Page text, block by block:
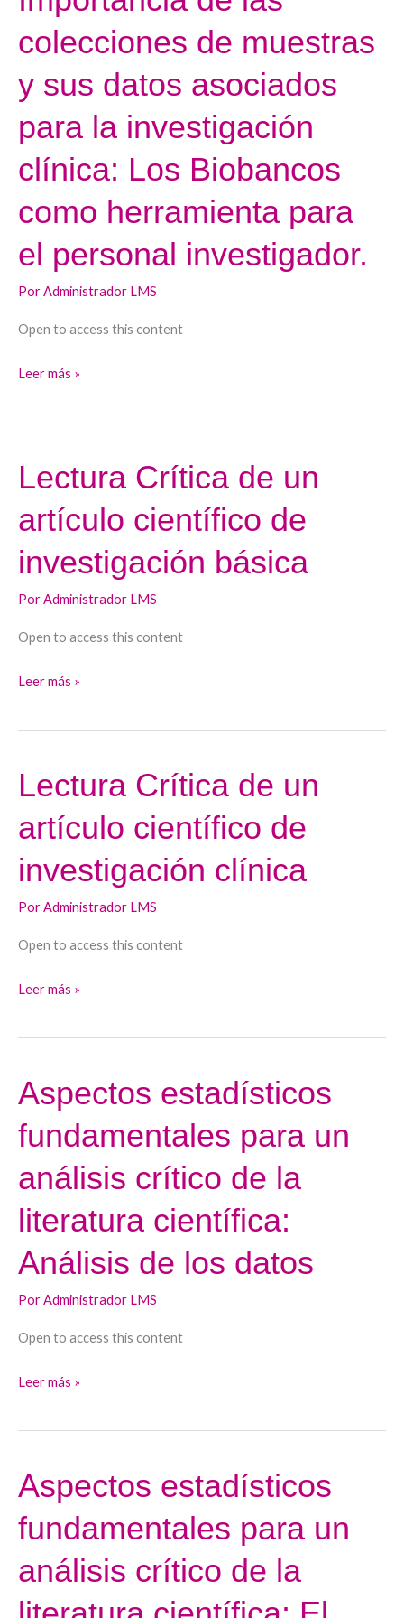
colecciones de muestras
y sus datos asociados
para la investigación
clínica: Los Biobancos
como herramienta para
el personal investigador.
PorAdministrador LMS
Open to access this content
de
las
de
y
sus
datos
asociados
la
Los
como
para
personal
Leer más »
Lectura Crítica de un
artículo científico de
investigación básica
PorAdministrador LMS
Open to access this content
Lectura
Crítica
de
artículo
investigación
Leer más »
Lectura Crítica de un
artículo científico de
investigación clínica
PorAdministrador LMS
Open to access this content
Lectura
Crítica
de
artículo
investigación
Leer más »
Aspectos estadísticos
fundamentales para un
análisis crítico de la
literatura científica:
Análisis de los datos
PorAdministrador LMS
Open to access this content
Aspectos
estadísticos
fundamentales
un
análisis
crítico
de
la
literatura
de
Leer más »
Aspectos estadísticos
fundamentales para un
análisis crítico de la
Aspectos
estadísticos
fundamentales
un
análisis